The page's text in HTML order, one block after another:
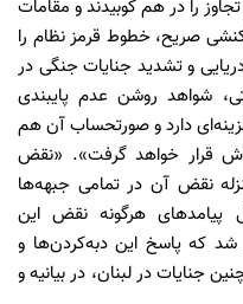
را در هم کوبیدند و مقامات
صریح، خطوط قرمز نظام را
و تشدید جنایات جنگی در
شواهد روشن عدم پایبندی
دارد و صورتحساب آن هم
قرار خواهد گرفت». «نقض
نقض آن در تمامی جبهه‌ها
پیامدهای هرگونه نقض این
که پاسخ این دبه‌کردن‌ها و
جنایات در لبنان، در بیانیه و